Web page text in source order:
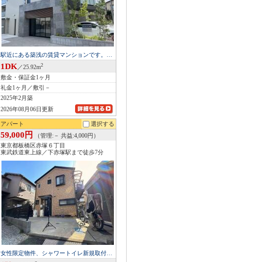
駅近にある築浅の賃貸マンションです。…
1DK／25.92m2
敷金・保証金1ヶ月
礼金1ヶ月／敷引－
2025年2月築
2026年08月06日更新
アパート 選択する
59,000円
（管理:－ 共益:4,000円）
東京都板橋区赤塚６丁目
東武鉄道東上線／下赤塚駅まで徒歩7分
女性限定物件、シャワートイレ新規取付…